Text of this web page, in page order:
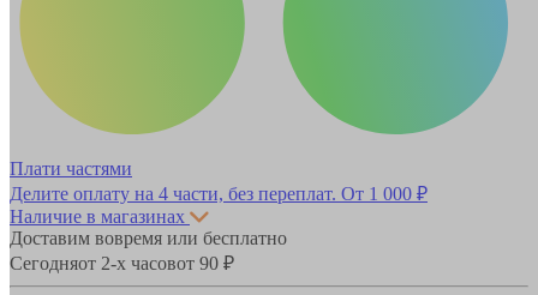
Плати частями
Делите оплату на 4 части, без переплат. От 1 000 ₽
Наличие в магазинах
Доставим вовремя или бесплатно
Сегодняот 2-х часовот 90 ₽